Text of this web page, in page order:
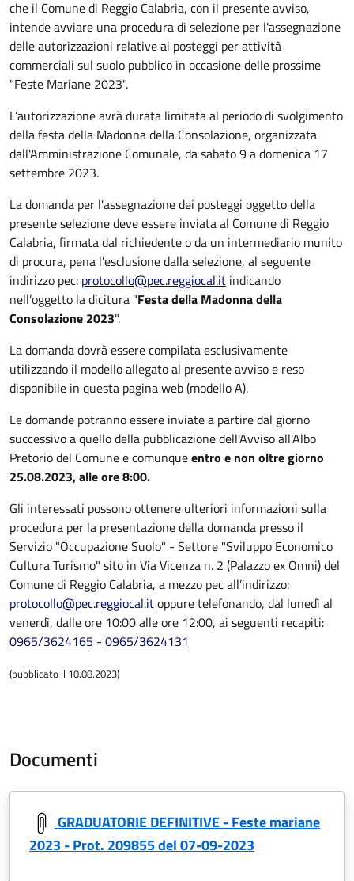
che il Comune di Reggio Calabria, con il presente avviso,
intende avviare una procedura di selezione per l'assegnazione
delle autorizzazioni relative ai posteggi per attività
commerciali sul suolo pubblico in occasione delle prossime
"Feste Mariane 2023".
L’autorizzazione avrà durata limitata al periodo di svolgimento
della festa della Madonna della Consolazione, organizzata
dall'Amministrazione Comunale, da sabato 9 a domenica 17
settembre 2023.
La domanda per l'assegnazione dei posteggi oggetto della
presente selezione deve essere inviata al Comune di Reggio
Calabria, firmata dal richiedente o da un intermediario munito
di procura, pena l'esclusione dalla selezione, al seguente
indirizzo pec: protocollo@pec.reggiocal.it indicando
nell’oggetto la dicitura "Festa della Madonna della
Consolazione 2023".
La domanda dovrà essere compilata esclusivamente
utilizzando il modello allegato al presente avviso e reso
disponibile in questa pagina web (modello A).
Le domande potranno essere inviate a partire dal giorno
successivo a quello della pubblicazione dell'Avviso all'Albo
Pretorio del Comune e comunqueentro e non oltre giorno
25.08.2023, alle ore 8:00.
Gli interessati possono ottenere ulteriori informazioni sulla
procedura per la presentazione della domanda presso il
Servizio "Occupazione Suolo" - Settore "Sviluppo Economico
Cultura Turismo" sito in Via Vicenza n. 2 (Palazzo ex Omni) del
Comune di Reggio Calabria, a mezzo pec all’indirizzo:
protocollo@pec.reggiocal.itoppure telefonando, dal lunedì al
venerdì, dalle ore 10:00 alle ore 12:00, ai seguenti recapiti:
0965/3624165 - 0965/3624131
(pubblicato il 10.08.2023)
Documenti
GRADUATORIE DEFINITIVE - Feste mariane
2023 - Prot. 209855 del 07-09-2023